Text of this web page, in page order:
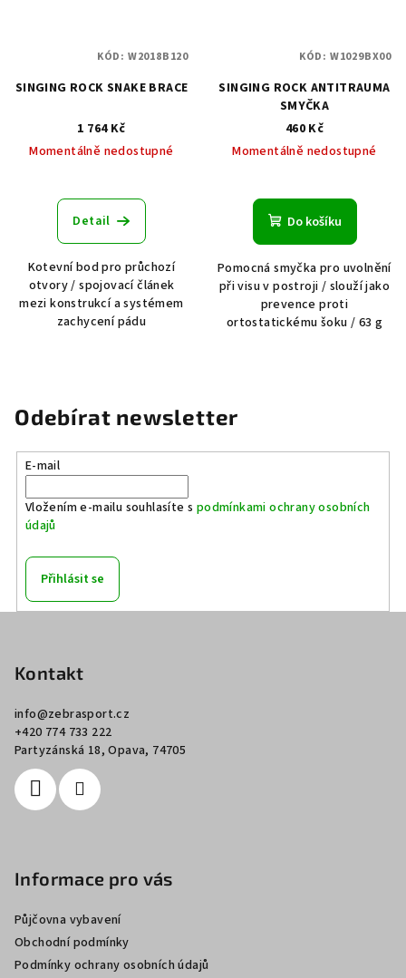
SINGING ROCK SNAKE BRACE
1 764 Kč
Momentálně nedostupné
Detail
Kotevní bod pro průchozí
otvory / spojovací článek
mezi konstrukcí a systémem
zachycení pádu
KÓD: W2018B120
SINGING ROCK ANTITRAUMA
SMYČKA
460 Kč
Momentálně nedostupné
Do košíku
Pomocná smyčka pro uvolnění
při visu v postroji / slouží jako
prevence proti
ortostatickému šoku / 63 g
KÓD: W1029BX00
Odebírat newsletter
E-mail
Vložením e-mailu souhlasíte s podmínkami ochrany osobních
údajů
Přihlásit se
Kontakt
info@zebrasport.cz
+420 774 733 222
Partyzánská 18, Opava, 74705
Informace pro vás
Půjčovna vybavení
Obchodní podmínky
Podmínky ochrany osobních údajů